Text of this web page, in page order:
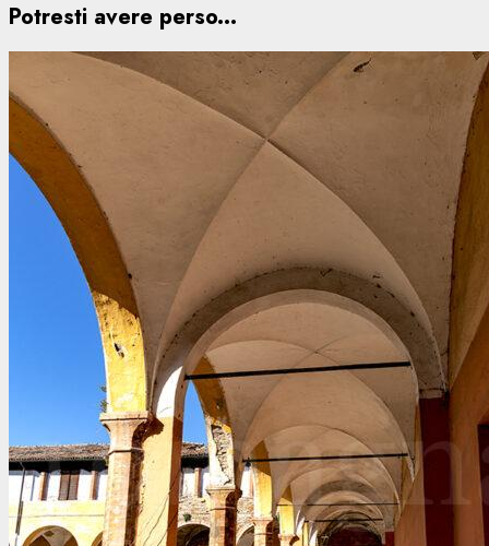
Potresti avere perso...